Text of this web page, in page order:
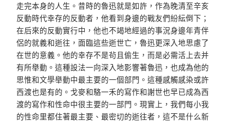
走完本身的人生。昔時的魯迅就是如許，作為晚清至辛亥
反動時代幸存的反動者，他看到身邊的戰友們紛紜倒下；
在后來的反動實行中，他也不竭地經過的事況身邊年青伴
侶的就義和逝往，面臨這些逝世亡，魯迅更深入地思慮了
在世的意義。他的幸存不是茍且偷生，而是必需活上去并
有所舉動。這種設法一向深入地影響著魯迅，也成為他的
思惟和文學舉動中最主要的一個部門。這種感觸感染或許
西渡也是有的。戈麥和駱一禾的寫作和謝世也早已成為西
渡的寫作和性命中很主要的一部門。現實上，我們每小我
的性命里都住著最主要、最密切的逝往者，這不是什么新